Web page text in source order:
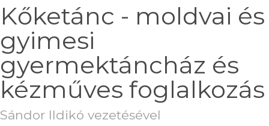
Kőketánc - moldvai és
gyimesi
gyermektáncház és
kézműves foglalkozás
Sándor Ildikó vezetésével